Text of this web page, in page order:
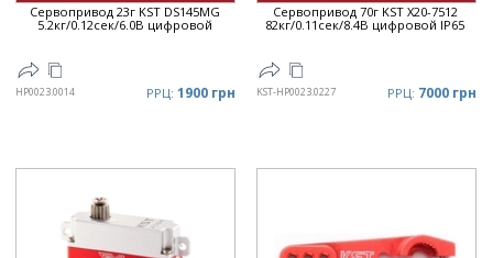
Сервопривод 23г KST DS145MG
5.2кг/0.12сек/6.0В цифровой
HP0023.0014 РРЦ: 1900 грн
Сервопривод 70г KST X20-7512
82кг/0.11сек/8.4В цифровой IP65
KST-HP0023.0227 РРЦ: 7000 грн